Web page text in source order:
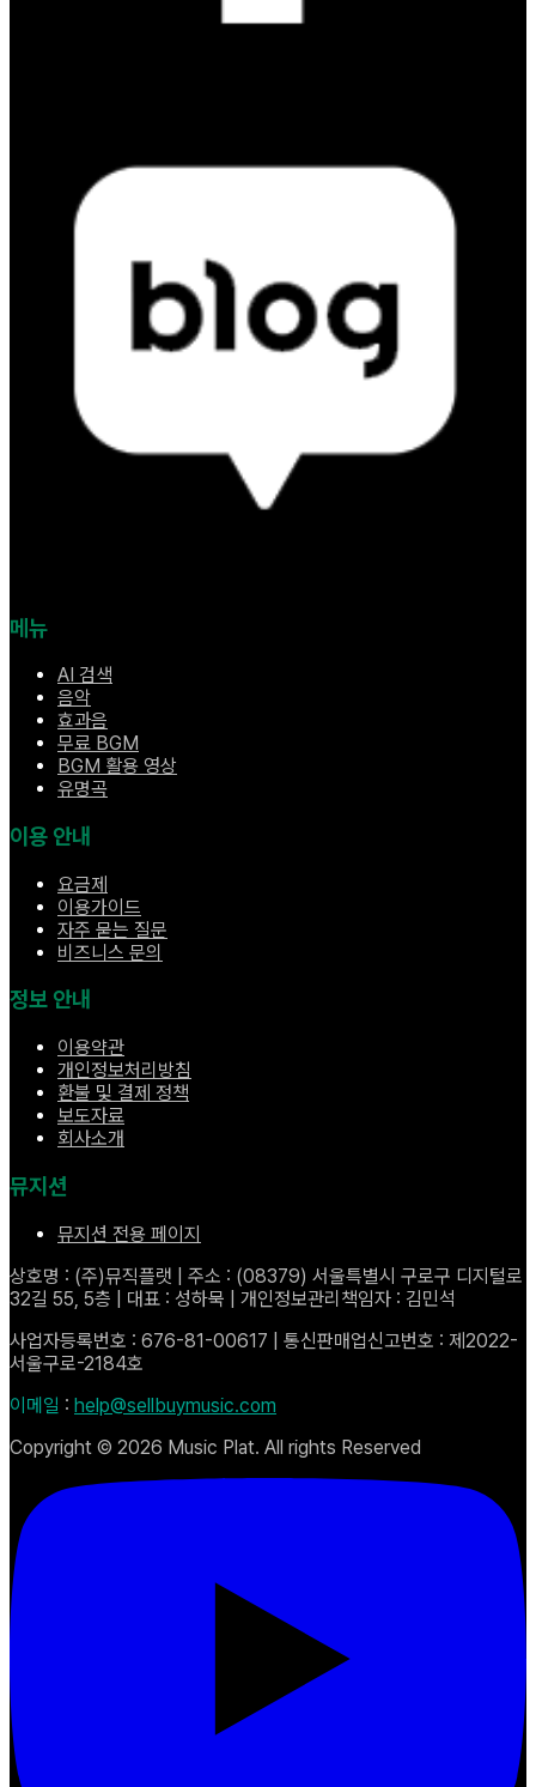
메뉴
AI 검색
음악
효과음
무료 BGM
BGM 활용 영상
유명곡
이용 안내
요금제
이용가이드
자주 묻는 질문
비즈니스 문의
정보 안내
이용약관
개인정보처리방침
환불 및 결제 정책
보도자료
회사소개
뮤지션
뮤지션 전용 페이지
상호명 : (주)뮤직플랫 | 주소 : (08379) 서울특별시 구로구 디지털로
32길 55, 5층 | 대표 : 성하묵 | 개인정보관리책임자 : 김민석
사업자등록번호 : 676-81-00617 | 통신판매업신고번호 : 제2022-
서울구로-2184호
이메일 : help@sellbuymusic.com
Copyright © 2026 Music Plat. All rights Reserved